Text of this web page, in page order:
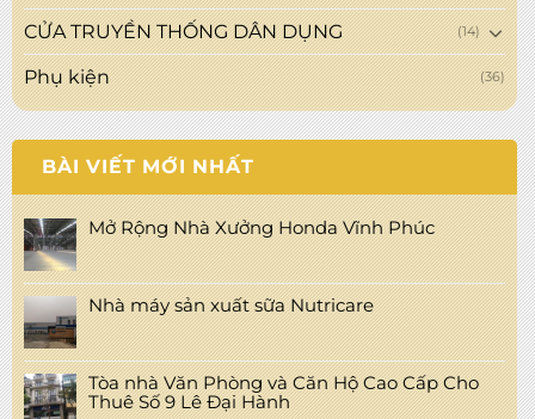
CỬA TRUYỀN THỐNG DÂN DỤNG (14)
Phụ kiện (36)
BÀI VIẾT MỚI NHẤT
Mở Rộng Nhà Xưởng Honda Vĩnh Phúc
Nhà máy sản xuất sữa Nutricare
Tòa nhà Văn Phòng và Căn Hộ Cao Cấp Cho
Thuê Số 9 Lê Đại Hành